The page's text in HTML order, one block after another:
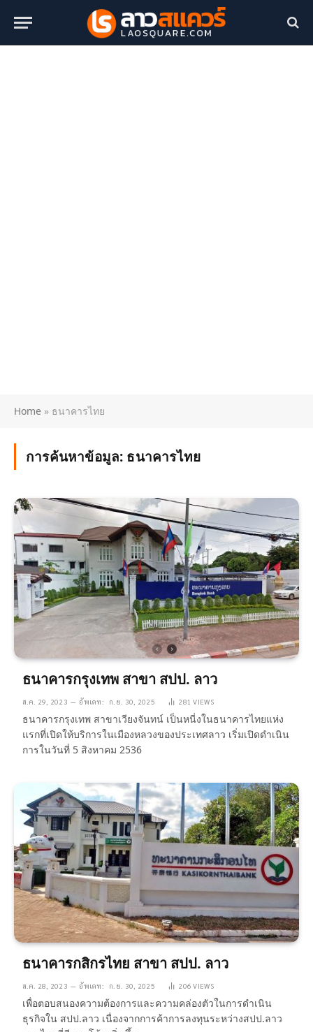
Home » ธนาคารไทย
การค้นหาข้อมูล: ธนาคารไทย
ธนาคารกรุงเทพ สาขา สปป. ลาว
ส.ค. 29, 2023 อัพเดท: ก.ย. 30, 2025 281VIEWS
ธนาคารกรุงเทพ สาขาเวียงจันทน์ เป็นหนี่งในธนาคารไทยแห่ง
แรกที่เปิดให้บริการในเมืองหลวงของประเทศลาว เริ่มเปิดดำเนิน
การในวันที่ 5 สิงหาคม 2536
ธนาคารกสิกรไทย สาขา สปป. ลาว
ส.ค. 28, 2023 อัพเดท: ก.ย. 30, 2025 206VIEWS
เพื่อตอบสนองความต้องการและความคล่องตัวในการดำเนิน
ธุรกิจใน สปป.ลาว เนื่องจากการค้าการลงทุนระหว่างสปป.ลาว